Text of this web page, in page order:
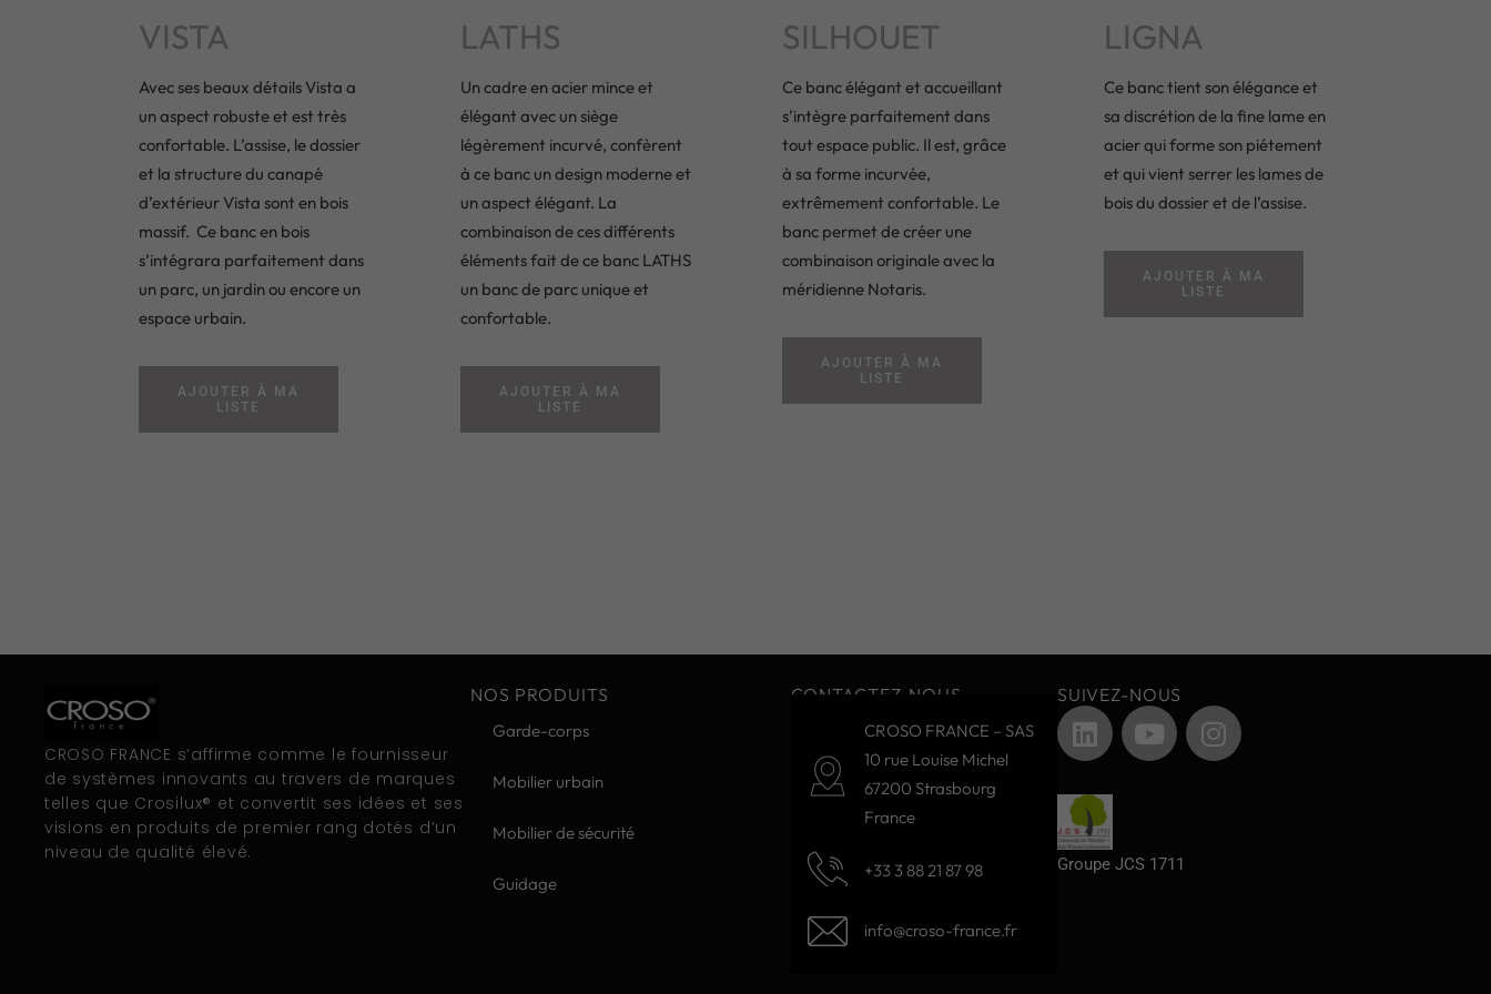
VISTA
Avec ses beaux détails Vista a
un aspect robuste et est très
confortable. L’assise, le dossier
et la structure du canapé
d’extérieur Vista sont en bois
massif. Ce banc en bois
s’intégrara parfaitement dans
un parc, un jardin ou encore un
espace urbain.
AJOUTER À MA
LISTE
LATHS
Un cadre en acier mince et
élégant avec un siège
légèrement incurvé, confèrent
à ce banc un design moderne et
un aspect élégant. La
combinaison de ces différents
éléments fait de ce banc LATHS
un banc de parc unique et
confortable.
AJOUTER À MA
LISTE
SILHOUET
Ce banc élégant et accueillant
s’intègre parfaitement dans
tout espace public. Il est, grâce
à sa forme incurvée,
extrêmement confortable. Le
banc permet de créer une
combinaison originale avec la
méridienne Notaris.
AJOUTER À MA
LISTE
LIGNA
Ce banc tient son élégance et
sa discrétion de la fine lame en
acier qui forme son piétement
et qui vient serrer les lames de
bois du dossier et de l’assise.
AJOUTER À MA
LISTE
CROSO FRANCE s’affirme comme le fournisseur
de systèmes innovants au travers de marques
telles que Crosilux® et convertit ses idées et ses
visions en produits de premier rang dotés d’un
niveau de qualité élevé.
NOS PRODUITS
Garde-corps
Mobilier urbain
Mobilier de sécurité
Guidage
CONTACTEZ-NOUS
CROSO FRANCE – SAS
10 rue Louise Michel
67200 Strasbourg
France
+33 3 88 21 87 98
info@croso-france.fr
SUIVEZ-NOUS
Groupe JCS 1711